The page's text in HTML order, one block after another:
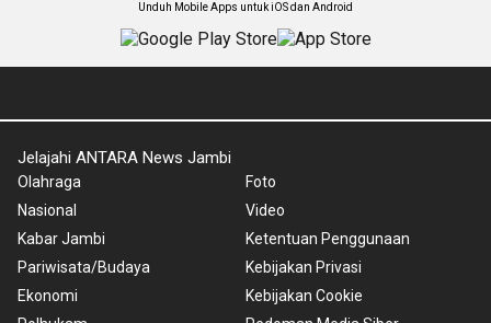
Unduh Mobile Apps untuk iOS dan Android
Jelajahi ANTARA News Jambi
Olahraga
Nasional
Kabar Jambi
Pariwisata/Budaya
Ekonomi
Foto
Video
Ketentuan Penggunaan
Kebijakan Privasi
Kebijakan Cookie